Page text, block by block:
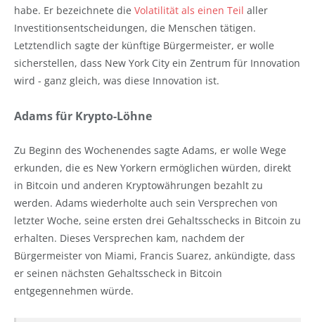
habe. Er bezeichnete die Volatilität als einen Teil aller
Investitionsentscheidungen, die Menschen tätigen.
Letztendlich sagte der künftige Bürgermeister, er wolle
sicherstellen, dass New York City ein Zentrum für Innovation
wird - ganz gleich, was diese Innovation ist.
Adams für Krypto-Löhne
Zu Beginn des Wochenendes sagte Adams, er wolle Wege
erkunden, die es New Yorkern ermöglichen würden, direkt
in Bitcoin und anderen Kryptowährungen bezahlt zu
werden. Adams wiederholte auch sein Versprechen von
letzter Woche, seine ersten drei Gehaltsschecks in Bitcoin zu
erhalten. Dieses Versprechen kam, nachdem der
Bürgermeister von Miami, Francis Suarez, ankündigte, dass
er seinen nächsten Gehaltsscheck in Bitcoin
entgegennehmen würde.